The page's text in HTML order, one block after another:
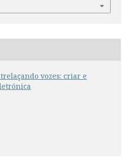
vozes: criar e